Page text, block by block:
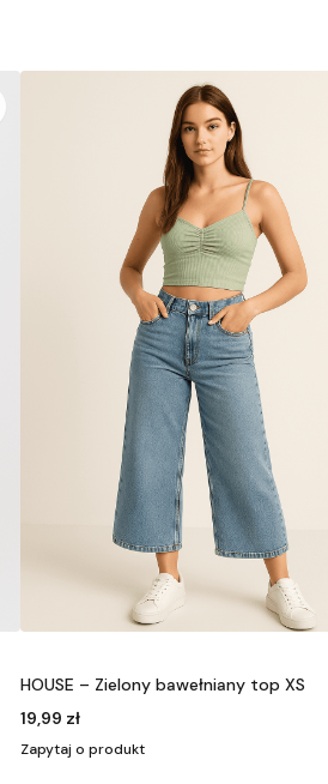
PUMA – damski top sportowy slim fit S
39,99 zł
Zapytaj o produkt